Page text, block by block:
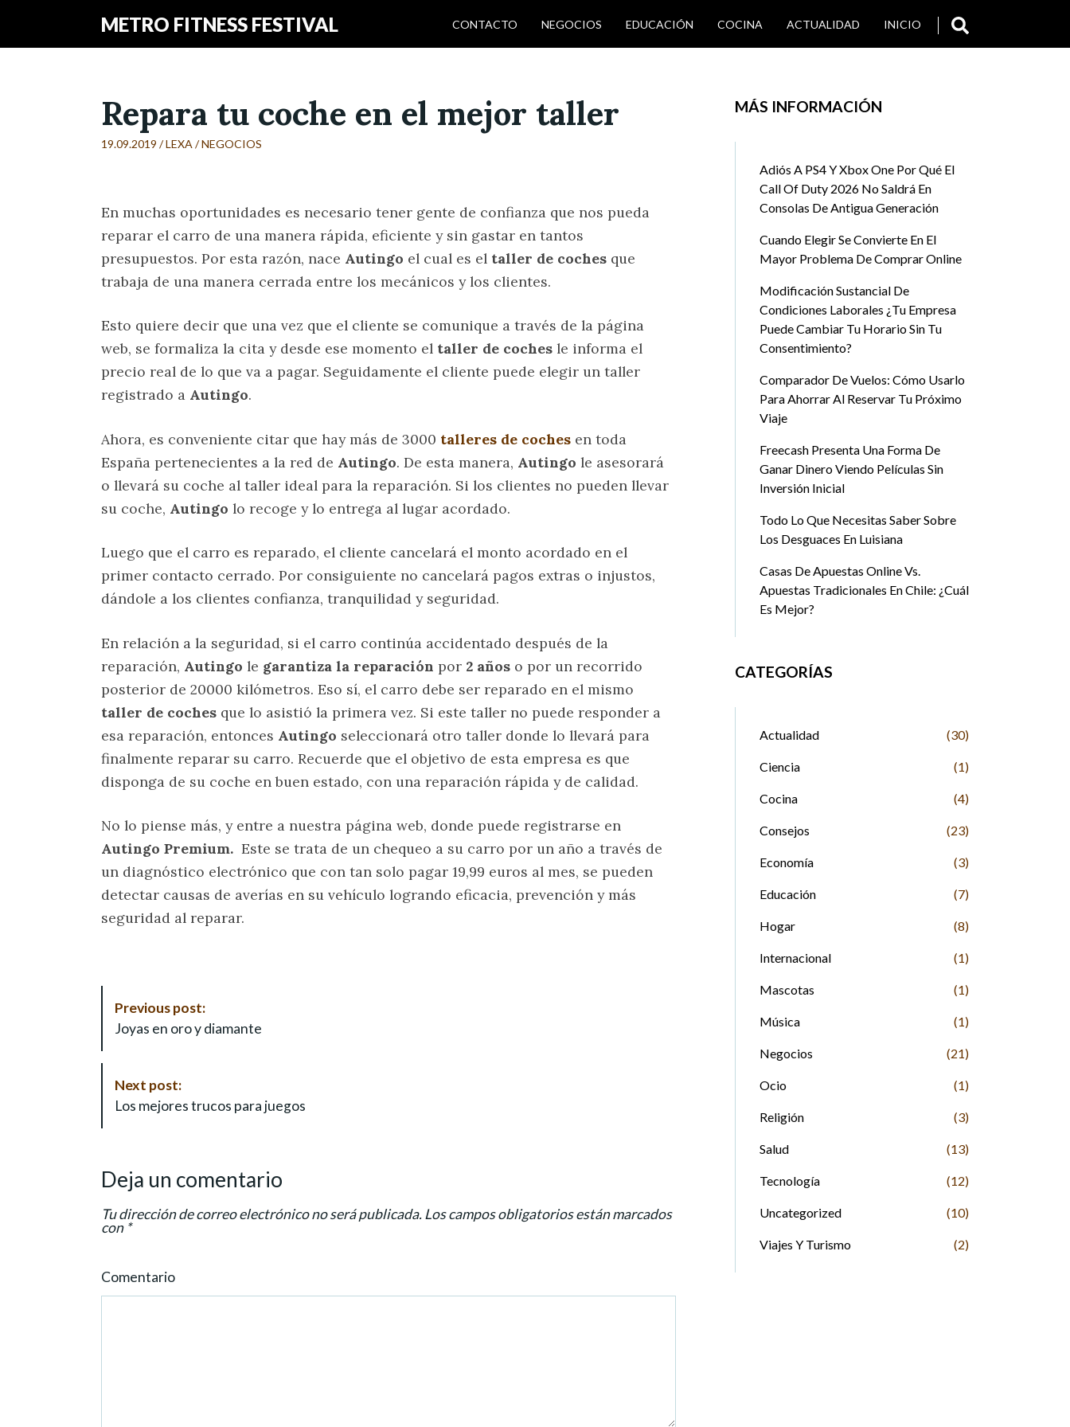
METRO FITNESS FESTIVAL INICIO
ACTUALIDAD
COCINA
EDUCACIÓN
NEGOCIOS
CONTACTO
Repara tu coche en el mejor taller
19.09.2019 /LEXA /NEGOCIOS
En muchas oportunidades es necesario tener gente de confianza que nos pueda
reparar el carro de una manera rápida, eficiente y sin gastar en tantos
presupuestos. Por esta razón, nace Autingo el cual es el taller de coches que
trabaja de una manera cerrada entre los mecánicos y los clientes.
Esto quiere decir que una vez que el cliente se comunique a través de la página
web, se formaliza la cita y desde ese momento el taller de coches le informa el
precio real de lo que va a pagar. Seguidamente el cliente puede elegir un taller
registrado a Autingo.
Ahora, es conveniente citar que hay más de 3000 talleres de coches en toda
España pertenecientes a la red de Autingo. De esta manera, Autingo le asesorará
o llevará su coche al taller ideal para la reparación. Si los clientes no pueden llevar
su coche, Autingo lo recoge y lo entrega al lugar acordado.
Luego que el carro es reparado, el cliente cancelará el monto acordado en el
primer contacto cerrado. Por consiguiente no cancelará pagos extras o injustos,
dándole a los clientes confianza, tranquilidad y seguridad.
En relación a la seguridad, si el carro continúa accidentado después de la
reparación, Autingo le garantiza la reparación por 2 años o por un recorrido
posterior de 20000 kilómetros. Eso sí, el carro debe ser reparado en el mismo
taller de coches que lo asistió la primera vez. Si este taller no puede responder a
esa reparación, entonces Autingo seleccionará otro taller donde lo llevará para
finalmente reparar su carro. Recuerde que el objetivo de esta empresa es que
disponga de su coche en buen estado, con una reparación rápida y de calidad.
No lo piense más, y entre a nuestra página web, donde puede registrarse en
Autingo Premium. Este se trata de un chequeo a su carro por un año a través de
un diagnóstico electrónico que con tan solo pagar 19,99 euros al mes, se pueden
detectar causas de averías en su vehículo logrando eficacia, prevención y más
seguridad al reparar.
a
i
Previous post:
Joyas en oro y diamante
Next post:
Los mejores trucos para juegos
Deja un comentario
Tu dirección de correo electrónico no será publicada.Los campos obligatorios están marcados
con *
Comentario
MÁS INFORMACIÓN
Adiós A PS4 Y Xbox One Por Qué El
Call Of Duty 2026 No Saldrá En
Consolas De Antigua Generación
Cuando Elegir Se Convierte En El
Mayor Problema De Comprar Online
Modificación Sustancial De
Condiciones Laborales ¿Tu Empresa
Puede Cambiar Tu Horario Sin Tu
Consentimiento?
Comparador De Vuelos: Cómo Usarlo
Para Ahorrar Al Reservar Tu Próximo
Viaje
Freecash Presenta Una Forma De
Ganar Dinero Viendo Películas Sin
Inversión Inicial
Todo Lo Que Necesitas Saber Sobre
Los Desguaces En Luisiana
Casas De Apuestas Online Vs.
Apuestas Tradicionales En Chile: ¿Cuál
Es Mejor?
CATEGORÍAS
Actualidad (30)
Ciencia (1)
Cocina (4)
Consejos (23)
Economía (3)
Educación (7)
Hogar (8)
Internacional (1)
Mascotas (1)
Música (1)
Negocios (21)
Ocio (1)
Religión (3)
Salud (13)
Tecnología (12)
Uncategorized (10)
Viajes Y Turismo (2)